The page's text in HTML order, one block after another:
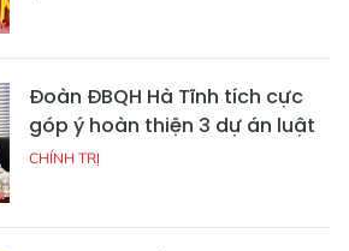
Đoàn ĐBQH Hà Tĩnh tích cực
góp ý hoàn thiện 3 dự án luật
CHÍNH TRỊ